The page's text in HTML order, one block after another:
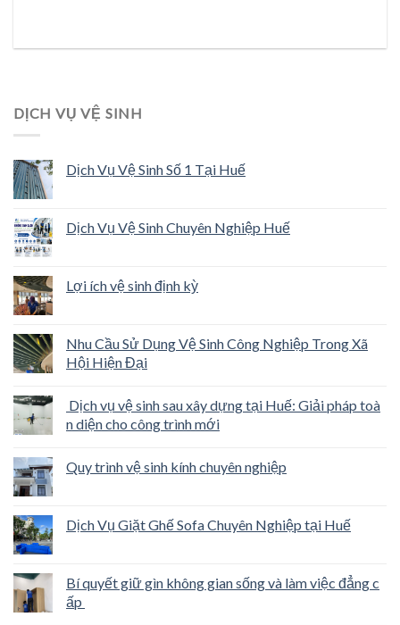
DỊCH VỤ VỆ SINH
Dịch Vụ Vệ Sinh Số 1 Tại Huế
Dịch Vụ Vệ Sinh Chuyên Nghiệp Huế
Lợi ích vệ sinh định kỳ
Nhu Cầu Sử Dụng Vệ Sinh Công Nghiệp Trong Xã
Hội Hiện Đại
Dịch vụ vệ sinh sau xây dựng tại Huế: Giải pháp toà
n diện cho công trình mới
Quy trình vệ sinh kính chuyên nghiệp
Dịch Vụ Giặt Ghế Sofa Chuyên Nghiệp tại Huế
Bí quyết giữ gìn không gian sống và làm việc đẳng c
ấp